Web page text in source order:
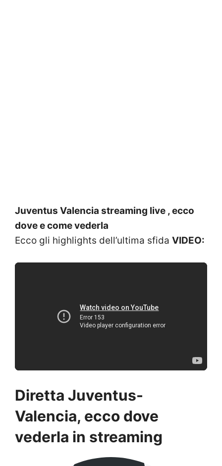
Juventus Valencia streaming live , ecco
dove e come vederla
Ecco gli highlights dell’ultima sfida VIDEO:
Diretta Juventus-
Valencia, ecco dove
vederla in streaming